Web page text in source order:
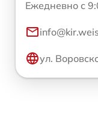
Ежедневно с
ул.